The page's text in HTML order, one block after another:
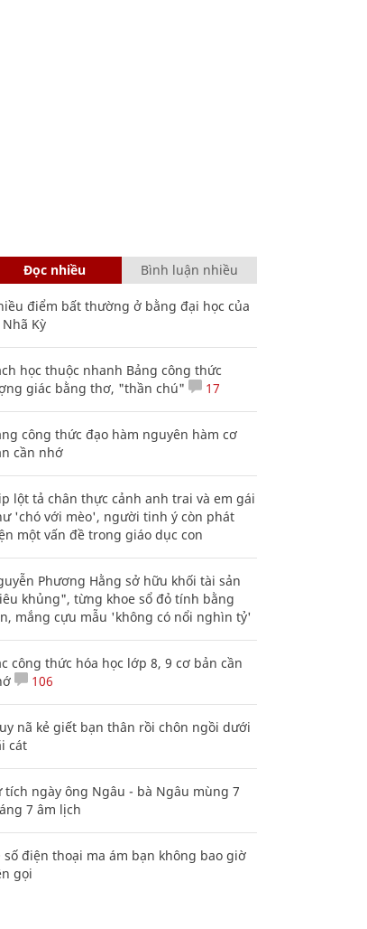
Đọc nhiều Bình luận nhiều
điểm bất thường ở bằng đại học của
Nhã Kỳ
học thuộc nhanh Bảng công thức
giác bằng thơ, "thần chú"
17
công thức đạo hàm nguyên hàm cơ
cần nhớ
lột tả chân thực cảnh anh trai và em gái
'chó với mèo', người tinh ý còn phát
một vấn đề trong giáo dục con
Phương Hằng sở hữu khối tài sản
khủng", từng khoe sổ đỏ tính bằng
mắng cựu mẫu 'không có nổi nghìn tỷ'
công thức hóa học lớp 8, 9 cơ bản cần
106
nã kẻ giết bạn thân rồi chôn ngồi dưới
cát
tích ngày ông Ngâu - bà Ngâu mùng 7
7 âm lịch
số điện thoại ma ám bạn không bao giờ
gọi